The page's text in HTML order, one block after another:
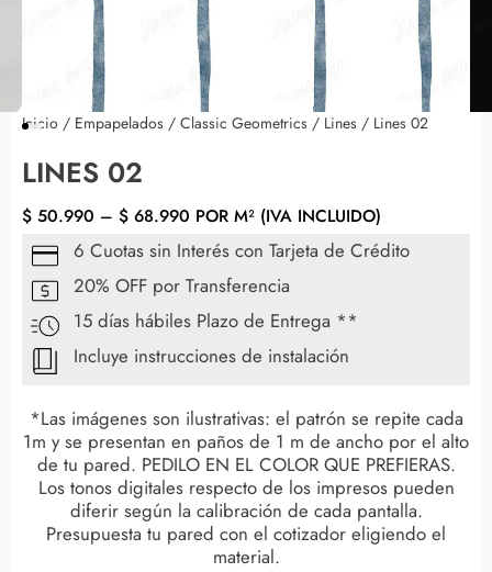
Inicio / Empapelados / Classic Geometrics / Lines / Lines 02
LINES 02
$ 50.990 – $ 68.990 POR M² (IVA INCLUIDO)
6 Cuotas sin Interés con Tarjeta de Crédito
20% OFF por Transferencia
15 días hábiles Plazo de Entrega **
Incluye instrucciones de instalación
*Las imágenes son ilustrativas: el patrón se repite cada
1m y se presentan en paños de 1 m de ancho por el alto
de tu pared. PEDILO EN EL COLOR QUE PREFIERAS.
Los tonos digitales respecto de los impresos pueden
diferir según la calibración de cada pantalla.
Presupuesta tu pared con el cotizador eligiendo el
material.